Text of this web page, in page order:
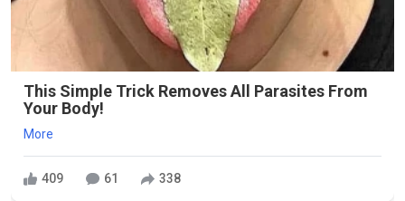
This Simple Trick Removes All Parasites From
Your Body!
More
409 61 338